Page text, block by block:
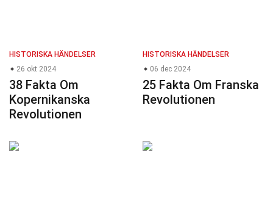
HISTORISKA HÄNDELSER
26 okt 2024
38 Fakta Om
Kopernikanska
Revolutionen
HISTORISKA HÄNDELSER
06 dec 2024
25 Fakta Om Franska
Revolutionen